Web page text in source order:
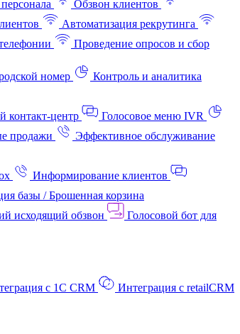
Обзвон клиентов
Автоматизация рекрутинга
Проведение опросов и сбор
номер
Контроль и аналитика
контакт‑центр
Голосовое меню IVR
продажи
Эффективное обслуживание
Информирование клиентов
базы / Брошенная корзина
исходящий обзвон
Голосовой бот для
с 1C CRM
Интеграция с retailCRM